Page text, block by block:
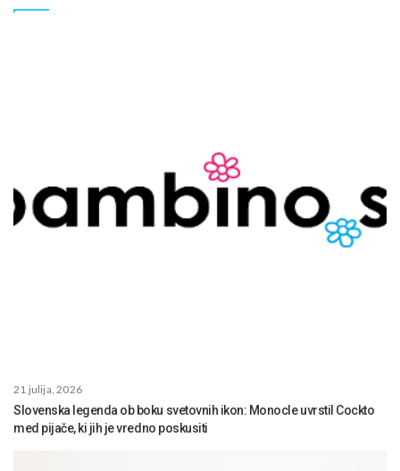
21 julija, 2026
Slovenska legenda ob boku svetovnih ikon: Monocle uvrstil Cockto
med pijače, ki jih je vredno poskusiti